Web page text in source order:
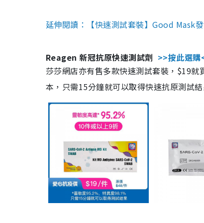
延伸閱讀：【快速測試套裝】Good Mask
Reagen 新冠抗原快速測試劑 >>按此選購
莎莎網店亦有售多款快速測試套裝，$19
本，只需15分鐘就可以取得快速抗原測試